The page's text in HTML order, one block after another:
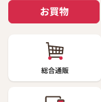
お買物
総合通販